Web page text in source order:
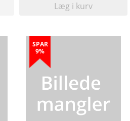
Læg i kurv
SPAR
9%